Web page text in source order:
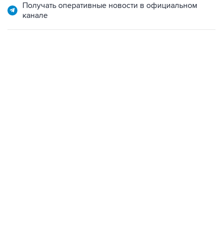
Получать оперативные новости в официальном
канале